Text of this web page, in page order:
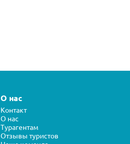
О нас
Контакт
О нас
Турагентам
Отзывы туристов